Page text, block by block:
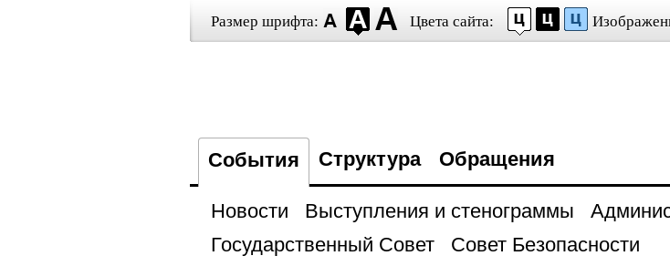
Размер шрифта: Цвета сайта:
События Структура Обращения
Новости Выступления и стенограммы
Государственный Совет
Совет Безопасности